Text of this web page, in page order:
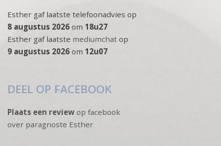
Esther gaf laatste telefoonadvies op
8 augustus 2026 om 18u27
Esther gaf laatste mediumchat op
9 augustus 2026 om 12u07
DEEL OP FACEBOOK
Plaats een review op facebook
over paragnoste Esther